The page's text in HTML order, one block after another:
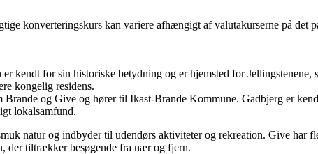
konverteringskurs kan variere afhængigt af valutakurserne på
kendt for sin historiske betydning og er hjemsted for Jellingstenene,
kongelig residens.
og Give og hører til Ikast-Brande Kommune. Gadbjerg er
lokalsamfund.
natur og indbyder til udendørs aktiviteter og rekreation. Give har
der tiltrækker besøgende fra nær og fjern.